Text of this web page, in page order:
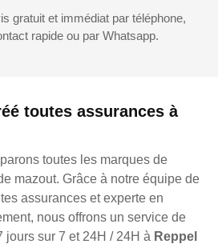
toutes assurances à
toutes les marques de
mazout. Grâce à notre équipe de
assurances et experte en
nous offrons un service de
jours sur 7 et 24H / 24H à Reppel
gratuit et immédiat par téléphone,
rapide ou par Whatsapp.